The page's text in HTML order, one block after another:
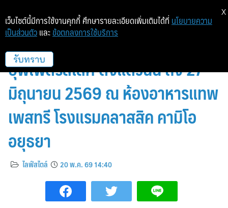
อิ่มไม่อั้น อร่อยเต็ม ๆ คำ กับติ่มซำ
บุฟเฟ่ต์รสเลิศ ตั้งแต่วันนี้ ถึง 27
มิถุนายน 2569 ณ ห้องอาหารแทพ
เพสทรี โรงแรมคลาสสิค คามิโอ
อยุธยา
ไลฟ์สไตล์ 20 พ.ค. 69 14:40
เว็บไซต์นี้มีการใช้งานคุกกี้ ศึกษารายละเอียดเพิ่มเติมได้ที่ นโยบายความ
เป็นส่วนตัว และ ข้อตกลงการใช้บริการ
รับทราบ
X